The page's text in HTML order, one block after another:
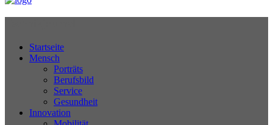
Startseite
Mensch
Porträts
Berufsbild
Service
Gesundheit
Innovation